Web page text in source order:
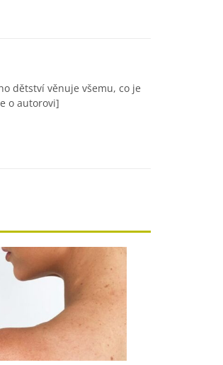
dětství věnuje všemu, co je
o autorovi]